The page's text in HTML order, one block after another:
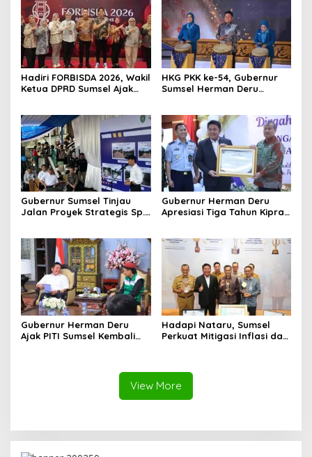
Hadiri FORBISDA 2026, Wakil
Ketua DPRD Sumsel Ajak
HKG PKK ke-54, Gubernur
Sumsel Herman Deru
Perempuan
Gubernur Sumsel Tinjau
Jalan Proyek Strategis Sp.
Gubernur Herman Deru
Apresiasi Tiga Tahun Kiprah
Negara
Gubernur Herman Deru
Ajak PITI Sumsel Kembali
Hadapi Nataru, Sumsel
Perkuat Mitigasi Inflasi dan
View More